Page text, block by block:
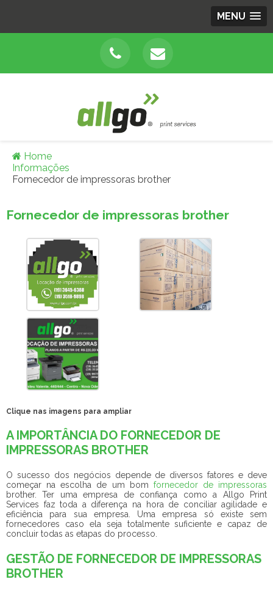
MENU
Home
Informações
Fornecedor de impressoras brother
Fornecedor de impressoras brother
Clique nas imagens para ampliar
A IMPORTÂNCIA DO FORNECEDOR DE
IMPRESSORAS BROTHER
O sucesso dos negócios depende de diversos fatores e deve
começar na escolha de um bom fornecedor de impressoras
brother. Ter uma empresa de confiança como a Allgo Print
Services faz toda a diferença na hora de conciliar agilidade e
eficiência para sua empresa. Uma empresa só existe sem
fornecedores caso ela seja totalmente suficiente e capaz de
concluir todas as etapas do processo.
GESTÃO DE FORNECEDOR DE IMPRESSORAS
BROTHER